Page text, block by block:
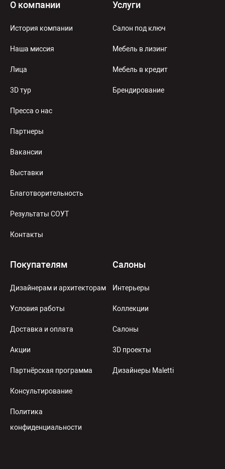
О компании
История компании
Наша миссия
Лица
3D тур
Пресса о нас
Партнеры
Вакансии
Выставки
Благотворительность
Результаты СОУТ
Контакты
Услуги
Салон под ключ
Мебель в лизинг
Мебель в кредит
Брендирование
Покупателям
Дизайнерам и архитекторам
Условия работы
Доставка и оплата
Акции
Партнёрская программа
Консультирование
Политика
конфиденциальности
Салоны
Интерьеры
Коллекции
Салоны
3D проекты
Дизайнеры Maletti